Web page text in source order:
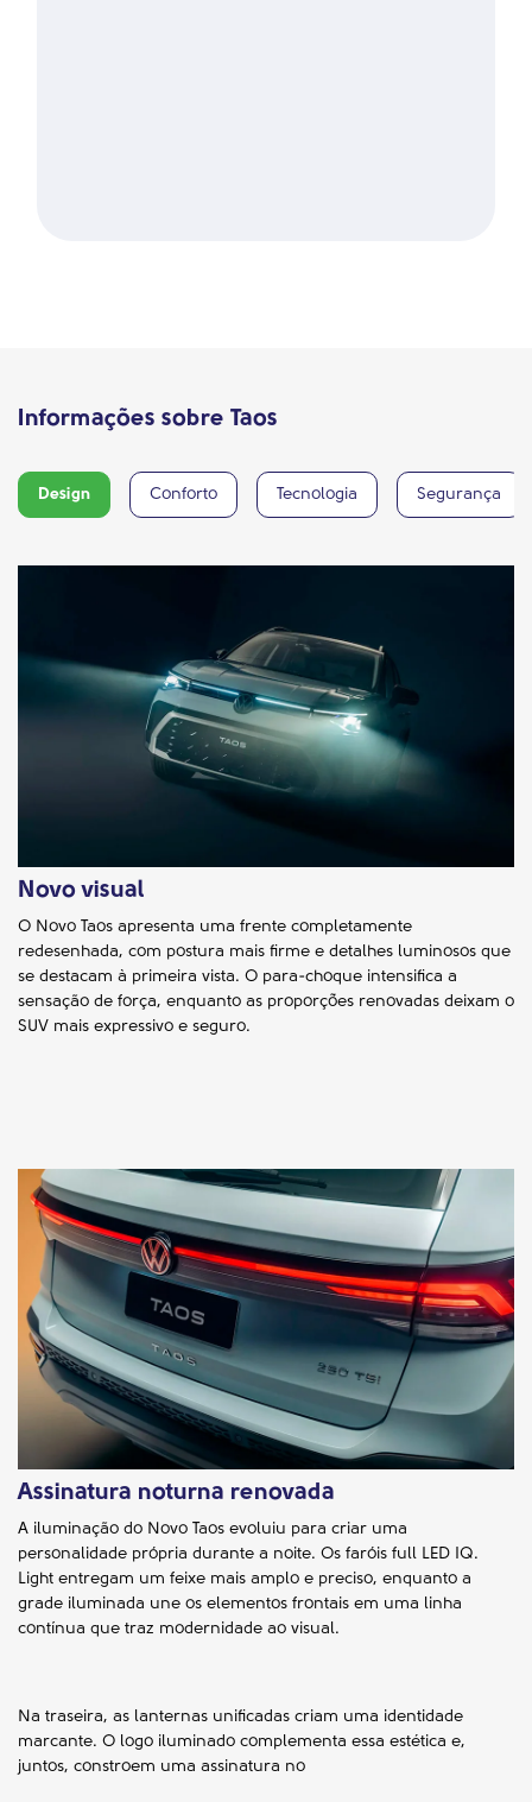
Informações sobre Taos
Design Conforto Tecnologia Segurança
Novo visual
O Novo Taos apresenta uma frente completamente
redesenhada, com postura mais firme e detalhes luminosos que
se destacam à primeira vista. O para-choque intensifica a
sensação de força, enquanto as proporções renovadas deixam o
SUV mais expressivo e seguro.
Assinatura noturna renovada
A iluminação do Novo Taos evoluiu para criar uma
personalidade própria durante a noite. Os faróis full LED IQ.
Light entregam um feixe mais amplo e preciso, enquanto a
grade iluminada une os elementos frontais em uma linha
contínua que traz modernidade ao visual.
Na traseira, as lanternas unificadas criam uma identidade
marcante. O logo iluminado complementa essa estética e,
juntos, constroem uma assinatura no